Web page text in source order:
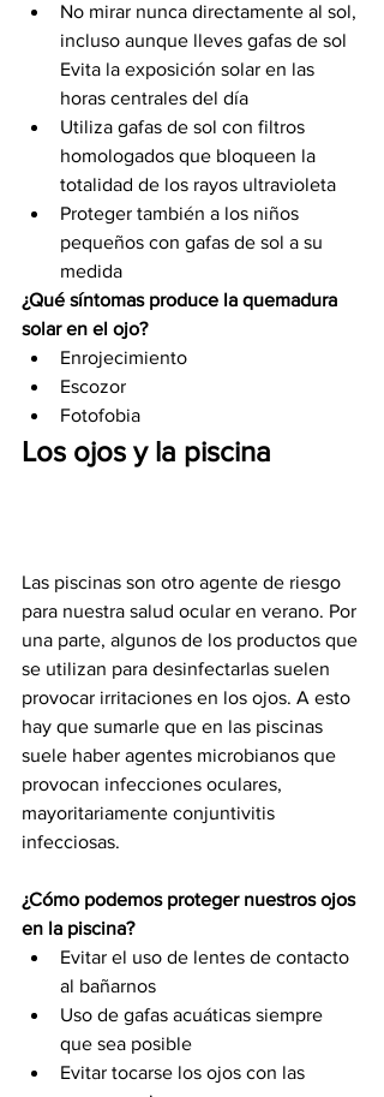
No mirar nunca directamente al sol,
incluso aunque lleves gafas de sol
Evita la exposición solar en las
horas centrales del día
Utiliza gafas de sol con filtros
homologados que bloqueen la
totalidad de los rayos ultravioleta
Proteger también a los niños
pequeños con gafas de sol a su
medida
¿Qué síntomas produce la quemadura
solar en el ojo?
Enrojecimiento
Escozor
Fotofobia
Los ojos y la piscina
Las piscinas son otro agente de riesgo
para nuestra salud ocular en verano. Por
una parte, algunos de los productos que
se utilizan para desinfectarlas suelen
provocar irritaciones en los ojos. A esto
hay que sumarle que en las piscinas
suele haber agentes microbianos que
provocan infecciones oculares,
mayoritariamente conjuntivitis
infecciosas.
¿Cómo podemos proteger nuestros ojos
en la piscina?
Evitar el uso de lentes de contacto
al bañarnos
Uso de gafas acuáticas siempre
que sea posible
Evitar tocarse los ojos con las